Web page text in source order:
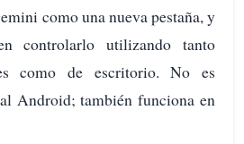
como una nueva pestaña, y
controlarlo utilizando tanto
como de escritorio. No es
Android; también funciona en